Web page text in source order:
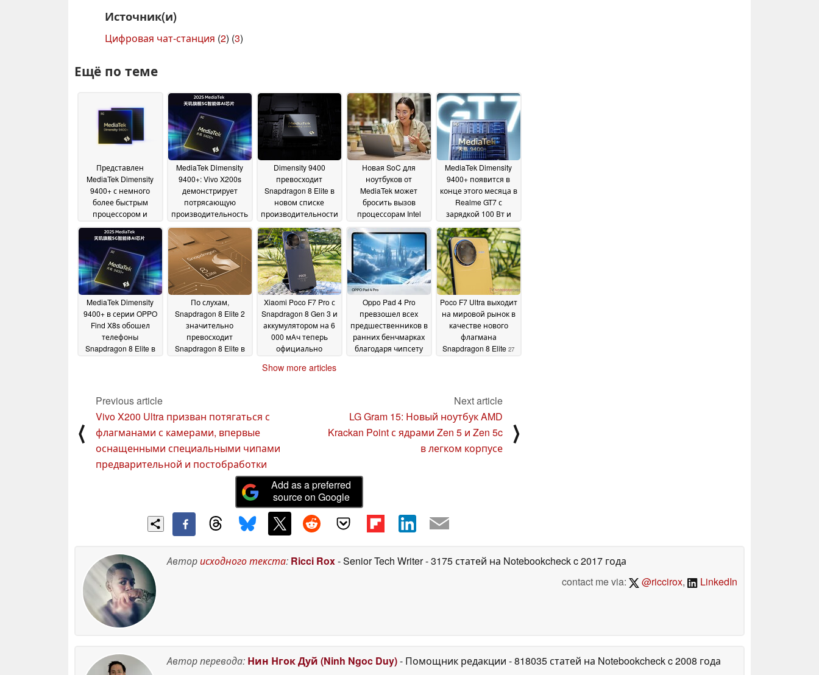
Источник(и)
Цифровая чат-станция (2) (3)
Ещё по теме
Представлен
MediaTek Dimensity
9400+ с немного
более быстрым
процессором и
производительностью
искусственного
интеллекта
10 April 2025
MediaTek Dimensity
9400+: Vivo X200s
демонстрирует
потрясающую
производительность
бенчмарк-тестах
April 2025
Dimensity 9400
превосходит
Snapdragon 8 Elite в
новом списке
производительности
телефонов AnTuTu07
April 2025
Новая SoC для
ноутбуков от
MediaTek может
бросить вызов
процессорам Intel
области03 April 2025
MediaTek Dimensity
9400+ появится в
конце этого месяца в
Realme GT7 с
зарядкой 100 Вт и
емкостью более 7
000 мАч 03 April 2025
MediaTek Dimensity
9400+ в серии OPPO
Find X8s обошел
телефоны
Snapdragon 8 Elite в
По слухам,
Snapdragon 8 Elite 2
значительно
превосходит
Snapdragon 8 Elite в
Xiaomi Poco F7 Pro с
Snapdragon 8 Gen 3 и
аккумулятором на 6
000 мАч теперь
официально
March 2025
Oppo Pad 4 Pro
превзошел всех
предшественников в
ранних бенчмарках
благодаря чипсету
Poco F7 Ultra выходит
на мировой рынок в
качестве нового
флагмана
Snapdragon 8 Elite 27
Show more articles
⟨
Previous article
Vivo X200 Ultra призван потягаться с
флагманами с камерами, впервые
оснащенными специальными чипами
предварительной и постобработки
Next article
LG Gram 15: Новый ноутбук AMD
Krackan Point с ядрами Zen 5 и Zen 5c
в легком корпусе
⟩
Add as a preferred
source on Google
Авторисходного текста: Ricci Rox- Senior Tech Writer- 3175 статей на Notebookcheckc 2017 года
contact me via:
@riccirox, LinkedIn
Автор перевода: Нин Нгок Дуй (Ninh Ngoc Duy)- Помощник редакции - 818035 статей на Notebookcheckc 2008 года